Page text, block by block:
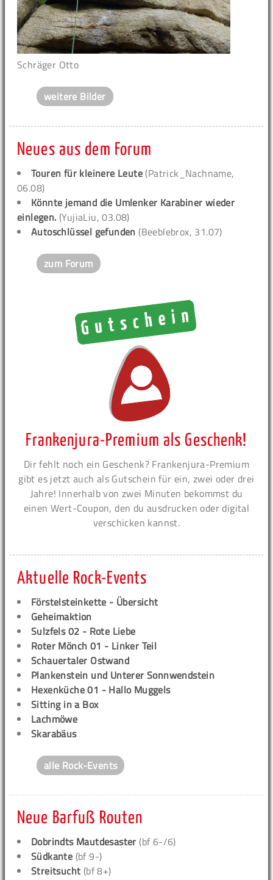
Schräger Otto
weitere Bilder
Neues aus dem Forum
Touren für kleinere Leute (Patrick_Nachname,
06.08)
Könnte jemand die Umlenker Karabiner wieder
einlegen. (YujiaLiu, 03.08)
Autoschlüssel gefunden (Beeblebrox, 31.07)
zum Forum
Frankenjura-Premium als Geschenk!
Dir fehlt noch ein Geschenk? Frankenjura-Premium
gibt es jetzt auch als Gutschein für ein, zwei oder drei
Jahre! Innerhalb von zwei Minuten bekommst du
einen Wert-Coupon, den du ausdrucken oder digital
verschicken kannst.
Aktuelle Rock-Events
Förstelsteinkette - Übersicht
Geheimaktion
Sulzfels 02 - Rote Liebe
Roter Mönch 01 - Linker Teil
Schauertaler Ostwand
Plankenstein und Unterer Sonnwendstein
Hexenküche 01 - Hallo Muggels
Sitting in a Box
Lachmöwe
Skarabäus
alle Rock-Events
Neue Barfuß Routen
Dobrindts Mautdesaster (bf 6-/6)
Südkante (bf 9-)
Streitsucht (bf 8+)